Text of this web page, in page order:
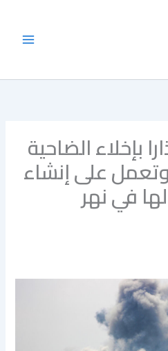
بإخلاء الضاحية
وتعمل على إنشاء
في نهر